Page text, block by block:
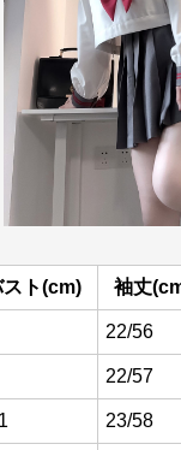
スト(cm) 袖丈
22/56
22/57
23/58